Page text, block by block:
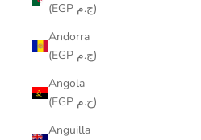
(EGP ج.م)
Andorra
(EGP ج.م)
Angola
(EGP ج.م)
Anguilla